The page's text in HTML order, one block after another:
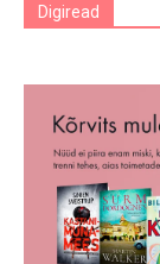
Digiread